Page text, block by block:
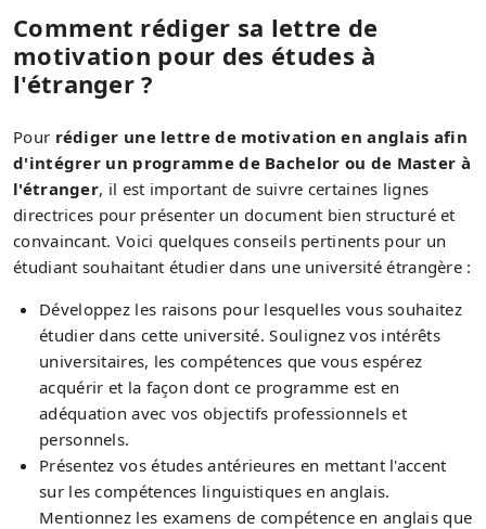
Comment rédiger sa lettre de
motivation pour des études à
l'étranger ?
Pour rédiger une lettre de motivation en anglais afin
d'intégrer un programme de Bachelor ou de Master à
l'étranger, il est important de suivre certaines lignes
directrices pour présenter un document bien structuré et
convaincant. Voici quelques conseils pertinents pour un
étudiant souhaitant étudier dans une université étrangère :
Développez les raisons pour lesquelles vous souhaitez
étudier dans cette université. Soulignez vos intérêts
universitaires, les compétences que vous espérez
acquérir et la façon dont ce programme est en
adéquation avec vos objectifs professionnels et
personnels.
Présentez vos études antérieures en mettant l'accent
sur les compétences linguistiques en anglais.
Mentionnez les examens de compétence en anglais que